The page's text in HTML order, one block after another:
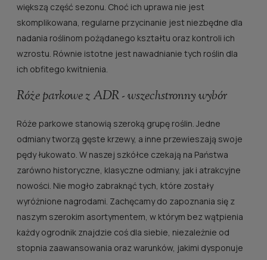
większą część sezonu. Choć ich uprawa nie jest
skomplikowana, regularne przycinanie jest niezbędne dla
nadania roślinom pożądanego kształtu oraz kontroli ich
wzrostu. Równie istotne jest nawadnianie tych roślin dla
ich obfitego kwitnienia.
Róże parkowe z ADR - wszechstronny wybór
Róże parkowe stanowią szeroką grupę roślin. Jedne
odmiany tworzą gęste krzewy, a inne przewieszają swoje
pędy łukowato. W naszej szkółce czekają na Państwa
zarówno historyczne, klasyczne odmiany, jak i atrakcyjne
nowości. Nie mogło zabraknąć tych, które zostały
wyróżnione nagrodami. Zachęcamy do zapoznania się z
naszym szerokim asortymentem, w którym bez wątpienia
każdy ogrodnik znajdzie coś dla siebie, niezależnie od
stopnia zaawansowania oraz warunków, jakimi dysponuje